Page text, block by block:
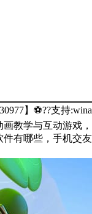
】⚽??支持
教学与互动游戏
有哪些，手机交